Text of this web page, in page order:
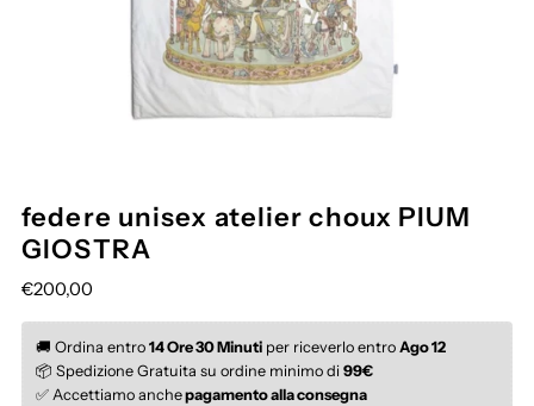
federe unisex atelier choux PIUM
GIOSTRA
€200,00
🚚 Ordina entro 14 Ore 30 Minuti per riceverlo entro Ago 12
📦 Spedizione Gratuita su ordine minimo di 99€
✅ Accettiamo anche pagamento alla consegna